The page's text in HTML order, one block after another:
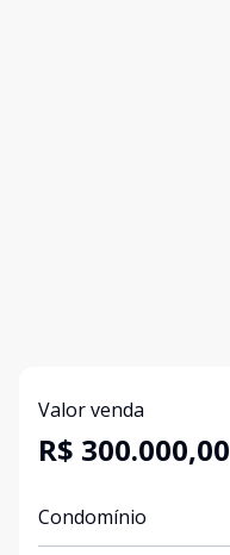
Valor venda
R$ 300.000,00
Condomínio